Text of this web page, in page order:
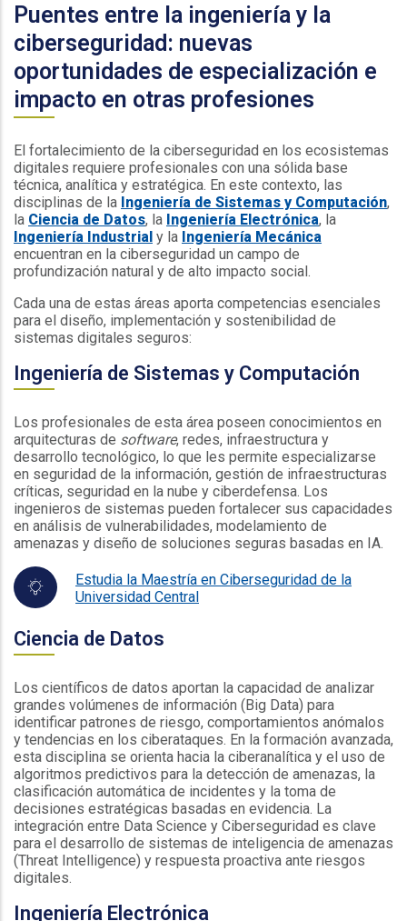
Puentes entre la ingeniería y la
ciberseguridad: nuevas
oportunidades de especialización e
impacto en otras profesiones
El fortalecimiento de la ciberseguridad en los ecosistemas
digitales requiere profesionales con una sólida base
técnica, analítica y estratégica. En este contexto, las
disciplinas de la Ingeniería de Sistemas y Computación,
la Ciencia de Datos, la Ingeniería Electrónica, la
Ingeniería Industrial y la Ingeniería Mecánica
encuentran en la ciberseguridad un campo de
profundización natural y de alto impacto social.
Cada una de estas áreas aporta competencias esenciales
para el diseño, implementación y sostenibilidad de
sistemas digitales seguros:
Ingeniería de Sistemas y Computación
Los profesionales de esta área poseen conocimientos en
arquitecturas de software, redes, infraestructura y
desarrollo tecnológico, lo que les permite especializarse
en seguridad de la información, gestión de infraestructuras
críticas, seguridad en la nube y ciberdefensa. Los
ingenieros de sistemas pueden fortalecer sus capacidades
en análisis de vulnerabilidades, modelamiento de
amenazas y diseño de soluciones seguras basadas en IA.
Estudia la Maestría en Ciberseguridad de la
Universidad Central
Ciencia de Datos
Los científicos de datos aportan la capacidad de analizar
grandes volúmenes de información (Big Data) para
identificar patrones de riesgo, comportamientos anómalos
y tendencias en los ciberataques. En la formación avanzada,
esta disciplina se orienta hacia la ciberanalítica y el uso de
algoritmos predictivos para la detección de amenazas, la
clasificación automática de incidentes y la toma de
decisiones estratégicas basadas en evidencia. La
integración entre Data Science y Ciberseguridad es clave
para el desarrollo de sistemas de inteligencia de amenazas
(Threat Intelligence) y respuesta proactiva ante riesgos
digitales.
Ingeniería Electrónica